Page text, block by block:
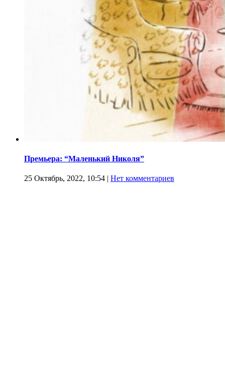
Премьера: “Маленький Николя”
25 Октябрь, 2022, 10:54 | Нет комментариев